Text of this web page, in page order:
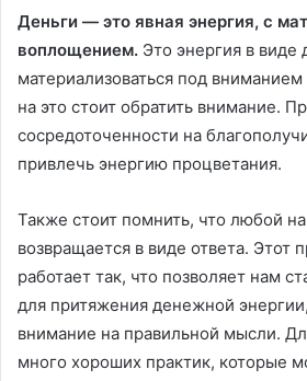
Деньги — это явная энергия, с
воплощением. Это энергия в
материализоваться под
на это стоит обратить внимание.
сосредоточенности на
привлечь энергию процветания.
Также стоит помнить, что любой
возвращается в виде ответа. Этот
работает так, что позволяет нам
для притяжения денежной
внимание на правильной мысли.
много хороших практик, которые